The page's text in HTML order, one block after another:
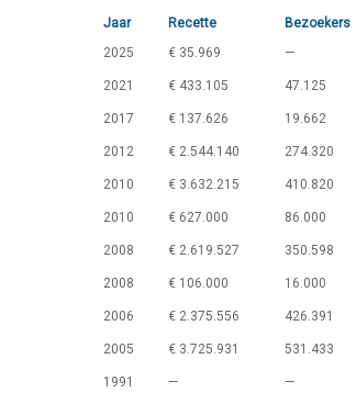
Jaar Recette
Bezoekers
2025 € 35.969 —
2021 € 433.105 47.125
2017 € 137.626 19.662
2012 € 2.544.140 274.320
2010 € 3.632.215 410.820
2010 € 627.000 86.000
2008 € 2.619.527 350.598
2008 € 106.000 16.000
2006 € 2.375.556 426.391
2005 € 3.725.931 531.433
1991 — —